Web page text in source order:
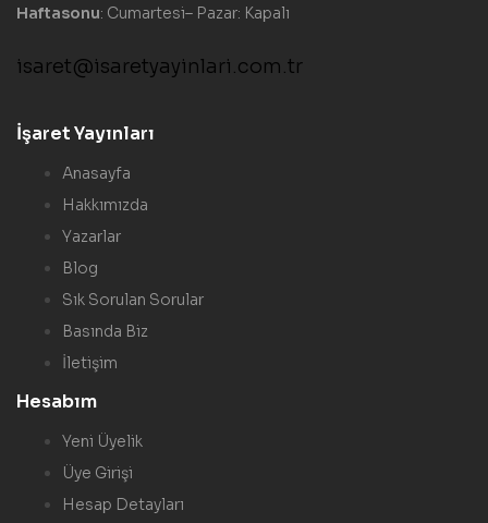
Haftasonu: Cumartesi– Pazar: Kapalı
isaret@isaretyayinlari.com.tr
İşaret Yayınları
Anasayfa
Hakkımızda
Yazarlar
Blog
Sık Sorulan Sorular
Basında Biz
İletişim
Hesabım
Yeni Üyelik
Üye Girişi
Hesap Detayları